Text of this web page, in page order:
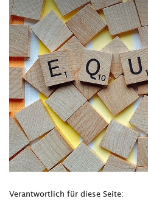
Verantwortlich für diese Seite: